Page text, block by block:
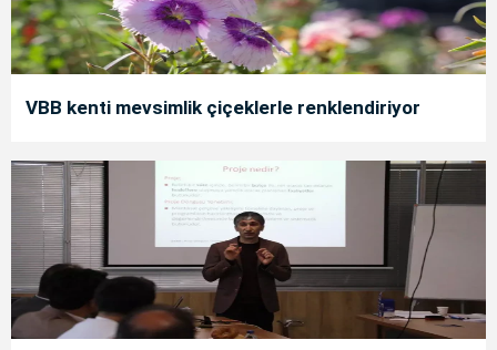
VBB kenti mevsimlik çiçeklerle renklendiriyor